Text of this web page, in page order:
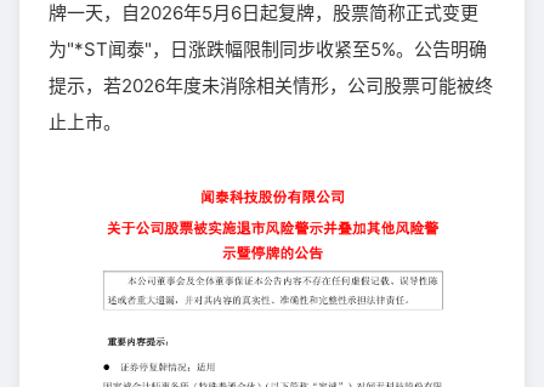
牌一天，自2026年5月6日起复牌，股票简称正式变更
为"*ST闻泰"，日涨跌幅限制同步收紧至5%。公告明确
提示，若2026年度未消除相关情形，公司股票可能被终
止上市。